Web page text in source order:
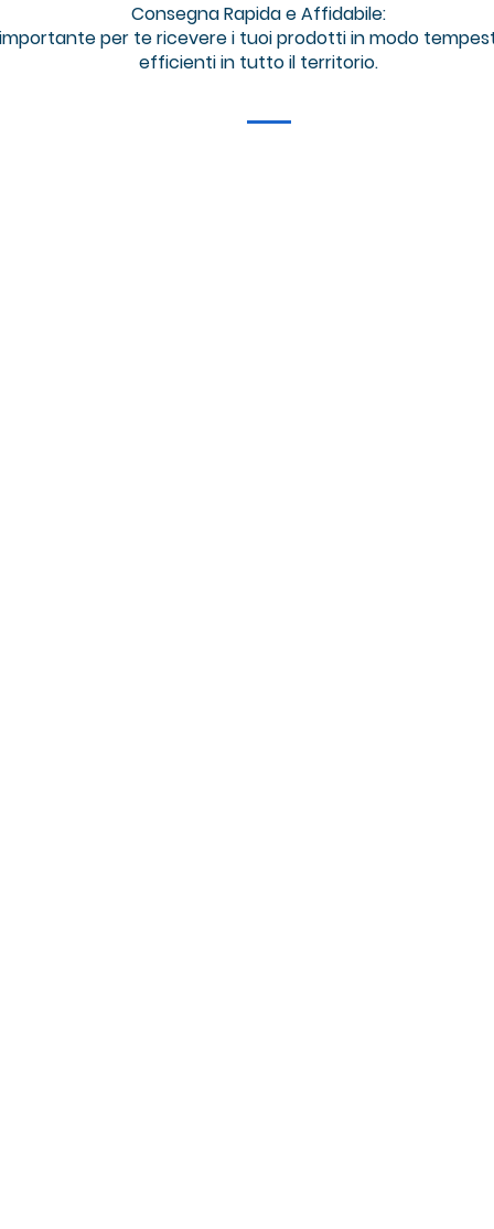
Consegna Rapida e Affidabile:
per te ricevere i tuoi prodotti in modo
efficienti in tutto il territorio.